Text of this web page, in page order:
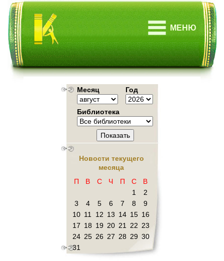
МЕНЮ
Месяц Год
Библиотека
Показать
Новости текущего
месяца
П
В С Ч П С
В
1
2
3
4 5 6 7 8
9
10 11 12 13 14 15 16
17 18 19 20 21 22 23
24 25 26 27 28 29 30
31